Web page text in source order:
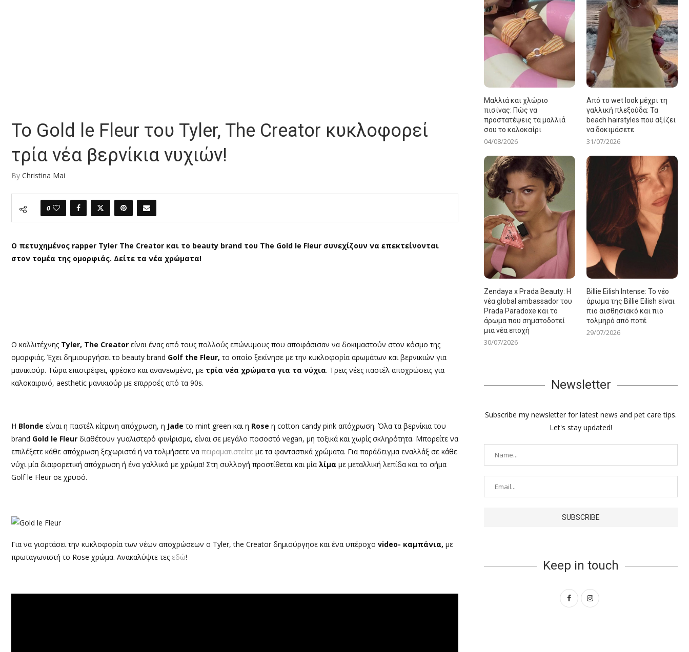
Το Gold le Fleur του Tyler, The Creator κυκλοφορεί
τρία νέα βερνίκια νυχιών!
By Christina Mai
0
Ο πετυχημένος rapper Tyler The Creator και το beauty brand του The Gold le Fleur συνεχίζουν να επεκτείνονται
στον τομέα της ομορφιάς. Δείτε τα νέα χρώματα!
Ο καλλιτέχνης Tyler, The Creator είναι ένας από τους πολλούς επώνυμους που αποφάσισαν να δοκιμαστούν στον κόσμο της
ομορφιάς. Έχει δημιουργήσει το beauty brand Golf the Fleur, το οποίο ξεκίνησε με την κυκλοφορία αρωμάτων και βερνικιών για
μανικιούρ. Τώρα επιστρέφει, φρέσκο και ανανεωμένο, με τρία νέα χρώματα για τα νύχια. Τρεις νέες παστέλ αποχρώσεις για
καλοκαιρινό, aesthetic μανικιούρ με επιρροές από τα 90s.
H Blonde είναι η παστέλ κίτρινη απόχρωση, η Jade το mint green και η Rose η cotton candy pink απόχρωση. Όλα τα βερνίκια του
brand Gold le Fleur διαθέτουν γυαλιστερό φινίρισμα, είναι σε μεγάλο ποσοστό vegan, μη τοξικά και χωρίς σκληρότητα. Μπορείτε να
επιλέξετε κάθε απόχρωση ξεχωριστά ή να τολμήσετε να πειραματιστείτε με τα φανταστικά χρώματα. Για παράδειγμα εναλλάξ σε κάθε
νύχι μία διαφορετική απόχρωση ή ένα γαλλικό με χρώμα! Στη συλλογή προστίθεται και μία λίμα με μεταλλική λεπίδα και το σήμα
Golf le Fleur σε χρυσό.
Για να γιορτάσει την κυκλοφορία των νέων αποχρώσεων o Tyler, the Creator δημιούργησε και ένα υπέροχο video- καμπάνια, με
πρωταγωνιστή το Rose χρώμα. Ανακαλύψτε τες εδώ!
Μαλλιά και χλώριο
πισίνας: Πώς να
προστατέψεις τα μαλλιά
σου το καλοκαίρι
04/08/2026
Από το wet look μέχρι τη
γαλλική πλεξούδα: Τα
beach hairstyles που αξίζει
να δοκιμάσετε
31/07/2026
Zendaya x Prada Beauty: Η
νέα global ambassador του
Prada Paradoxe και το
άρωμα που σηματοδοτεί
μια νέα εποχή
30/07/2026
Billie Eilish Intense: Το νέο
άρωμα της Billie Eilish είναι
πιο αισθησιακό και πιο
τολμηρό από ποτέ
29/07/2026
Newsletter
Subscribe my newsletter for latest news and pet care tips.
Let's stay updated!
Keep in touch